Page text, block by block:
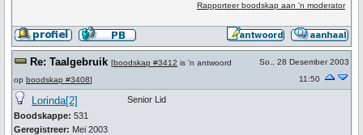
Rapporteer boodskap aan 'n moderator
Re: Taalgebruik [boodskap #3412 is 'n antwoord
op boodskap #3408]
So., 28 Desember 2003
11:50
Lorinda[2]
Boodskappe: 531
Geregistreer: Mei 2003
Senior Lid